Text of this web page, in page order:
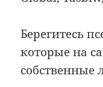
Берегитесь
которые на
собственные